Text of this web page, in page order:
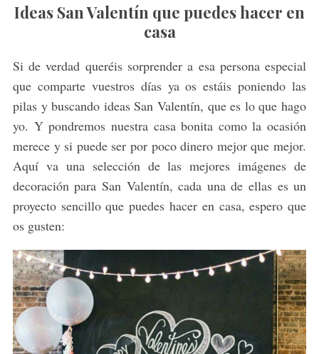
Ideas San Valentín que puedes hacer en
casa
Si de verdad queréis sorprender a esa persona especial
que comparte vuestros días ya os estáis poniendo las
pilas y buscando ideas San Valentín, que es lo que hago
yo. Y pondremos nuestra casa bonita como la ocasión
merece y si puede ser por poco dinero mejor que mejor.
Aquí va una selección de las mejores imágenes de
decoración para San Valentín, cada una de ellas es un
proyecto sencillo que puedes hacer en casa, espero que
os gusten: